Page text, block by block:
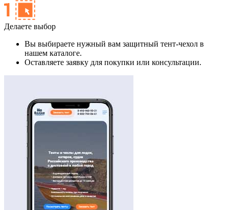
Делаете выбор
Вы выбираете нужный вам защитный тент-чехол в
нашем каталоге.
Оставляете заявку для покупки или консультации.